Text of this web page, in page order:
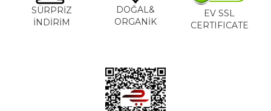
SÜRPRİZ
İNDİRİM
DOĞAL&
ORGANİK
EV SSL
CERTIFICATE